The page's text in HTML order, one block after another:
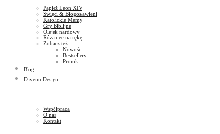
Papież Leon XIV
Święci & Błogosławieni
Katolickie Memy
Gry Biblijne
Olejek nardowy
Różaniec na rękę
Zobacz też
Nowości
Bestsellery
Promki
Blog
Dayenu Design
Współpraca
O nas
Kontakt